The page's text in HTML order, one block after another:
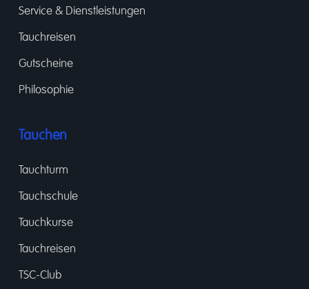
Service & Dienstleistungen
Tauchreisen
Gutscheine
Philosophie
Tauchen
Tauchturm
Tauchschule
Tauchkurse
Tauchreisen
TSC-Club